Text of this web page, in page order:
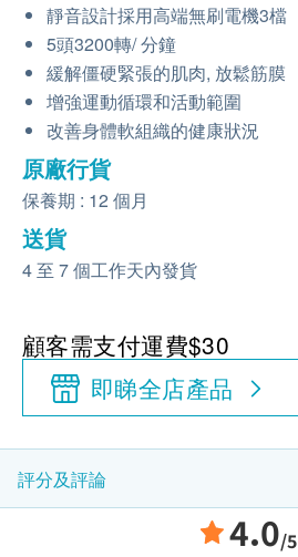
靜音設計採用高端無刷電機3檔
5頭3200轉/ 分鐘
緩解僵硬緊張的肌肉, 放鬆筋膜
增強運動循環和活動範圍
改善身體軟組織的健康狀況
原廠行貨
保養期 : 12 個月
送貨
4 至 7 個工作天內發貨
顧客需支付運費$30
即睇全店產品
評分及評論
4.0/5